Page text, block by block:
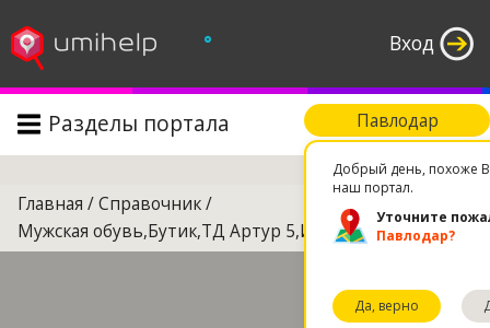
Вход
°
Павлодар
Добрый день, похоже
наш портал.
Уточните
Павлодар?
Да, верно
Разделы портала Поиск
Главная /Справочник/
Мужская обувь,Бутик,ТД Артур 5,ИП Казакулова